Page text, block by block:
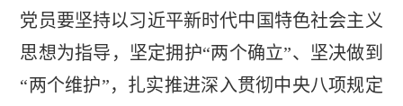
党员要坚持以习近平新时代中国特色社会主义
思想为指导，坚定拥护“两个确立”、坚决做到
“两个维护”，扎实推进深入贯彻中央八项规定